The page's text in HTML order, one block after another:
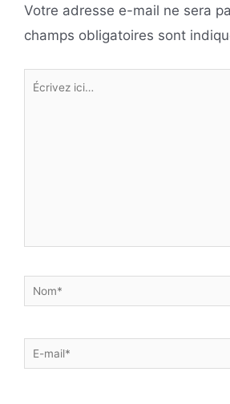
Votre adresse e-mail ne sera
champs obligatoires sont
Écrivez
Nom*
E-
mail*